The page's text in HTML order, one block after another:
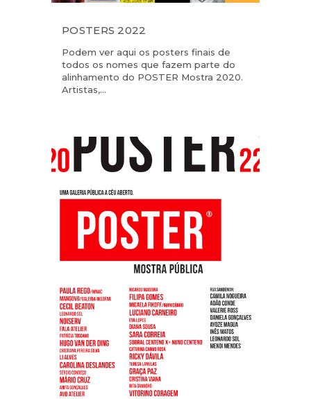
POSTERS 2022
Podem ver aqui os posters finais de
todos os nomes que fazem parte do
alinhamento do POSTER Mostra 2020.
Artistas,...